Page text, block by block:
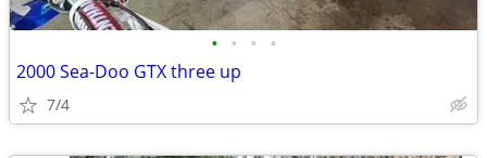
• • • •
2000 Sea-Doo GTX three up
7/4